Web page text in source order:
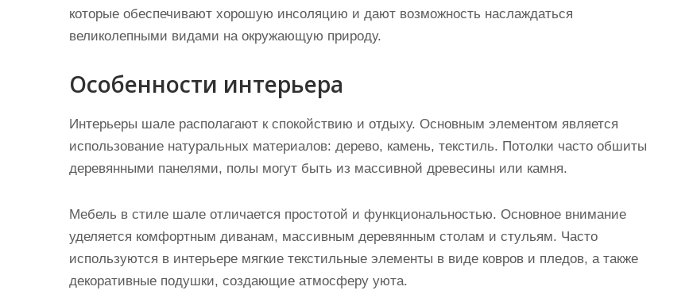
которые обеспечивают хорошую инсоляцию и дают возможность наслаждаться
великолепными видами на окружающую природу.
Особенности интерьера
Интерьеры шале располагают к спокойствию и отдыху. Основным элементом является
использование натуральных материалов: дерево, камень, текстиль. Потолки часто обшиты
деревянными панелями, полы могут быть из массивной древесины или камня.
Мебель в стиле шале отличается простотой и функциональностью. Основное внимание
уделяется комфортным диванам, массивным деревянным столам и стульям. Часто
используются в интерьере мягкие текстильные элементы в виде ковров и пледов, а также
декоративные подушки, создающие атмосферу уюта.